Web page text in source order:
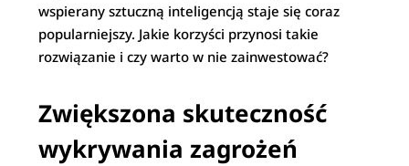
wspierany sztuczną inteligencją staje się coraz
popularniejszy. Jakie korzyści przynosi takie
rozwiązanie i czy warto w nie zainwestować?
Zwiększona skuteczność
wykrywania zagrożeń